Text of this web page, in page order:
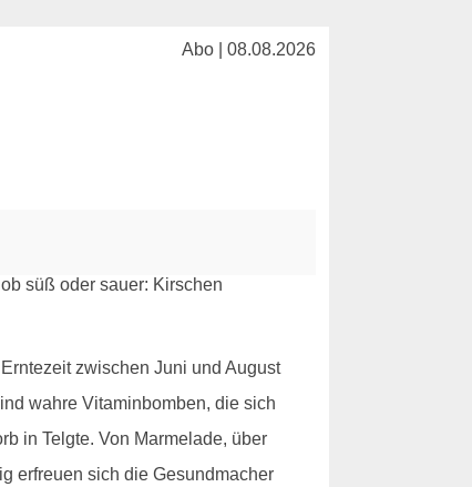
Abo | 08.08.2026
zwischen Juni und August
wahre Vitaminbomben, die sich
in Telgte. Von Marmelade, über
erfreuen sich die Gesundmacher